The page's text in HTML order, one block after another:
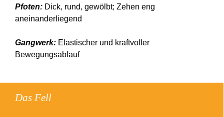
Pfoten: Dick, rund, gewölbt; Zehen eng
aneinanderliegend
Gangwerk: Elastischer und kraftvoller
Bewegungsablauf
Das Fell